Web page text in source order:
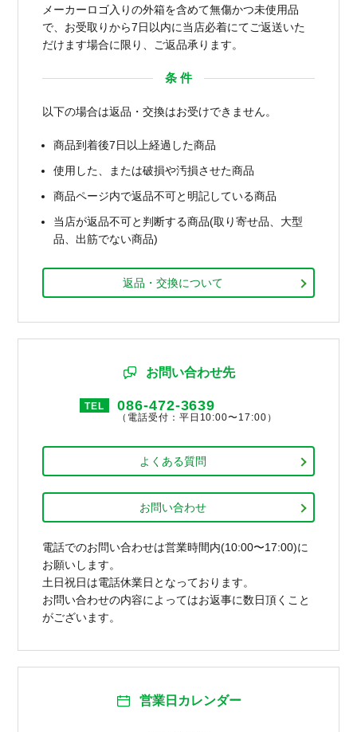
メーカーロゴ入りの外箱を含めて無傷かつ未使用品
で、お受取りから7日以内に当店必着にてご返送いた
だけます場合に限り、ご返品承ります。
条 件
以下の場合は返品・交換はお受けできません。
商品到着後7日以上経過した商品
使用した、または破損や汚損させた商品
商品ページ内で返品不可と明記している商品
当店が返品不可と判断する商品(取り寄せ品、大型
品、出筋でない商品)
返品・交換について
お問い合わせ先
TEL 086-472-3639
（電話受付：平日10:00〜17:00）
よくある質問
お問い合わせ
電話でのお問い合わせは営業時間内(10:00〜17:00)に
お願いします。
土日祝日は電話休業日となっております。
お問い合わせの内容によってはお返事に数日頂くこと
がございます。
営業日カレンダー